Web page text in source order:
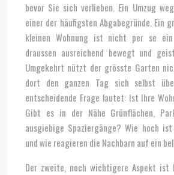
bevor Sie sich verlieben. Ein Umzug
einer der häufigsten Abgabegründe. Ein
kleinen Wohnung ist nicht per se
draussen ausreichend bewegt und
Umgekehrt nützt der grösste Garten
dort den ganzen Tag sich selbst
entscheidende Frage lautet: Ist Ihre
Gibt es in der Nähe Grünflächen,
ausgiebige Spaziergänge? Wie hoch
und wie reagieren die Nachbarn auf ein
Der zweite, noch wichtigere Aspekt ist